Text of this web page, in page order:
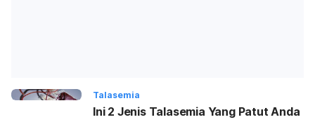
Talasemia
Ini 2 Jenis Talasemia Yang Patut Anda